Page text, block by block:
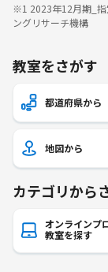
※1 2023年12月期_指
ングリサーチ機構
教室をさがす
都道府県から
地図から
カテゴリから
オンラインプ
教室を探す